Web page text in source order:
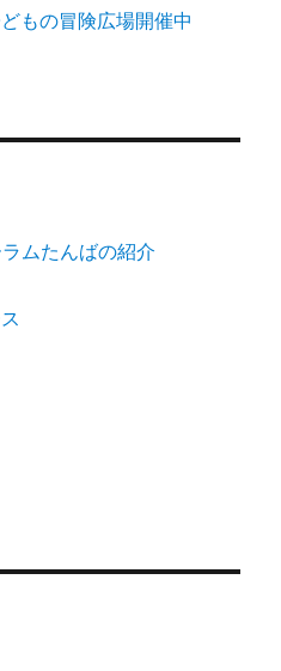
もの冒険広場開催中
ムたんばの紹介